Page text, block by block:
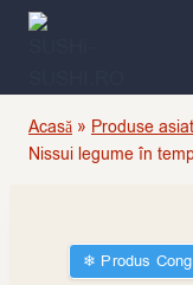
Skip
Acasă » Produse
Nissui legume în
❄︎ Produs